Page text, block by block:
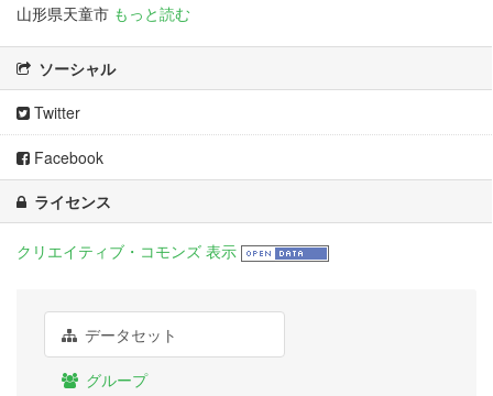
山形県天童市 もっと読む
ソーシャル
Twitter
Facebook
ライセンス
クリエイティブ・コモンズ 表示
データセット
グループ